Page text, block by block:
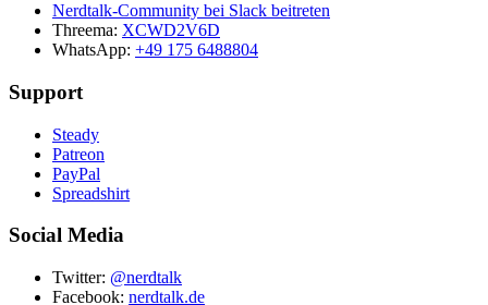
Nerdtalk-Community bei Slack beitreten
Threema: XCWD2V6D
WhatsApp: +49 175 6488804
Support
Steady
Patreon
PayPal
Spreadshirt
Social Media
Twitter: @nerdtalk
Facebook: nerdtalk.de